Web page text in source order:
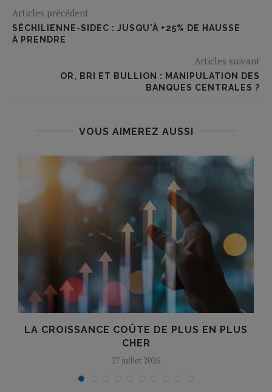
Articles précédent
SÉCHILIENNE-SIDEC : JUSQU'À +25% DE HAUSSE
À PRENDRE
Articles suivant
OR, BRI ET BULLION : MANIPULATION DES
BANQUES CENTRALES ?
VOUS AIMEREZ AUSSI
LA CROISSANCE COÛTE DE PLUS EN PLUS
CHER
27 juillet 2026